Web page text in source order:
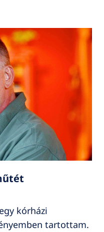
kórházi
tartottam.